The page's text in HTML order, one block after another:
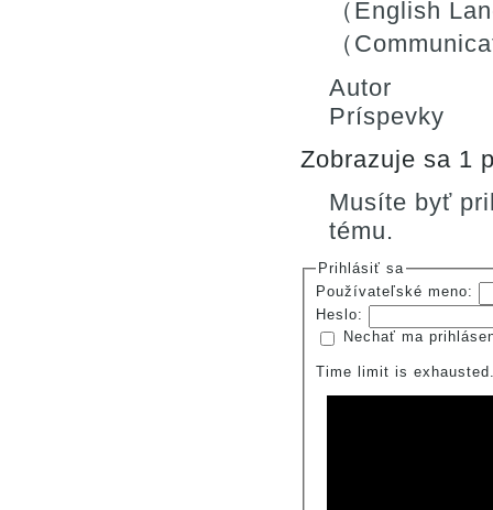
（English
（
Autor
Príspevky
Zobrazuje sa 1
Musíte byť
tému.
Prihlásiť sa
Používateľské meno:
Heslo:
Nechať ma
Time limit is